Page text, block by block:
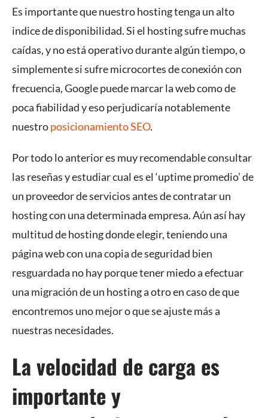
Es importante que nuestro hosting tenga un alto
indice de disponibilidad. Si el hosting sufre muchas
caídas, y no está operativo durante algún tiempo, o
simplemente si sufre microcortes de conexión con
frecuencia, Google puede marcar la web como de
poca fiabilidad y eso perjudicaría notablemente
nuestroposicionamiento SEO.
Por todo lo anterior es muy recomendable consultar
las reseñas y estudiar cual es el ‘uptime promedio’ de
un proveedor de servicios antes de contratar un
hosting con una determinada empresa. Aún así hay
multitud de hosting donde elegir, teniendo una
página web con una copia de seguridad bien
resguardada no hay porque tener miedo a efectuar
una migración de un hosting a otro en caso de que
encontremos uno mejor o que se ajuste más a
nuestras necesidades.
La velocidad de carga es
importante y